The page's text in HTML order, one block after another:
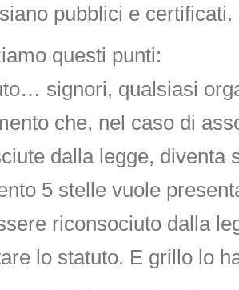
pubblici e certificati.
questi punti:
signori, qualsiasi
che, nel caso di
dalla legge, diventa
5 stelle vuole
riconsociuto dalla
lo statuto. E grillo lo